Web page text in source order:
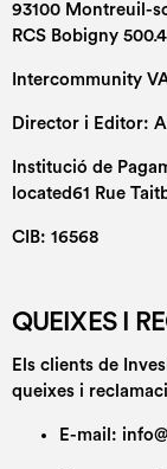
93100 Montreuil-
RCS Bobigny
Intercommunity
Director i Editor:
Institució de
located61 Rue
CIB: 16568
QUEIXES I
Els clients de
queixes i
E-mail: